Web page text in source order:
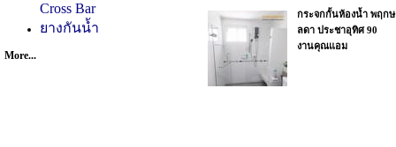
Cross Bar
ยางกันน้ำ
More...
กระจกกั้นห้องน้ำ พฤกษ
ลดา ประชาอุทิศ 90
งานคุณแอม